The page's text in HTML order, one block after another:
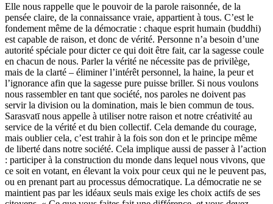
Elle nous rappelle que le pouvoir de la parole raisonnée, de la
pensée claire, de la connaissance vraie, appartient à tous. C’est le
fondement même de la démocratie : chaque esprit humain (buddhi)
est capable de raison, et donc de vérité. Personne n’a besoin d’une
autorité spéciale pour dicter ce qui doit être fait, car la sagesse coule
en chacun de nous. Parler la vérité ne nécessite pas de privilège,
mais de la clarté – éliminer l’intérêt personnel, la haine, la peur et
l’ignorance afin que la sagesse pure puisse briller. Si nous voulons
nous rassembler en tant que société, nos paroles ne doivent pas
servir la division ou la domination, mais le bien commun de tous.
Sarasvatī nous appelle à utiliser notre raison et notre créativité au
service de la vérité et du bien collectif. Cela demande du courage,
mais oublier cela, c’est trahir à la fois son don et le principe même
de liberté dans notre société. Cela implique aussi de passer à l’action
: participer à la construction du monde dans lequel nous vivons, que
ce soit en votant, en élevant la voix pour ceux qui ne le peuvent pas,
ou en prenant part au processus démocratique. La démocratie ne se
maintient pas par les idéaux seuls mais exige les choix actifs de ses